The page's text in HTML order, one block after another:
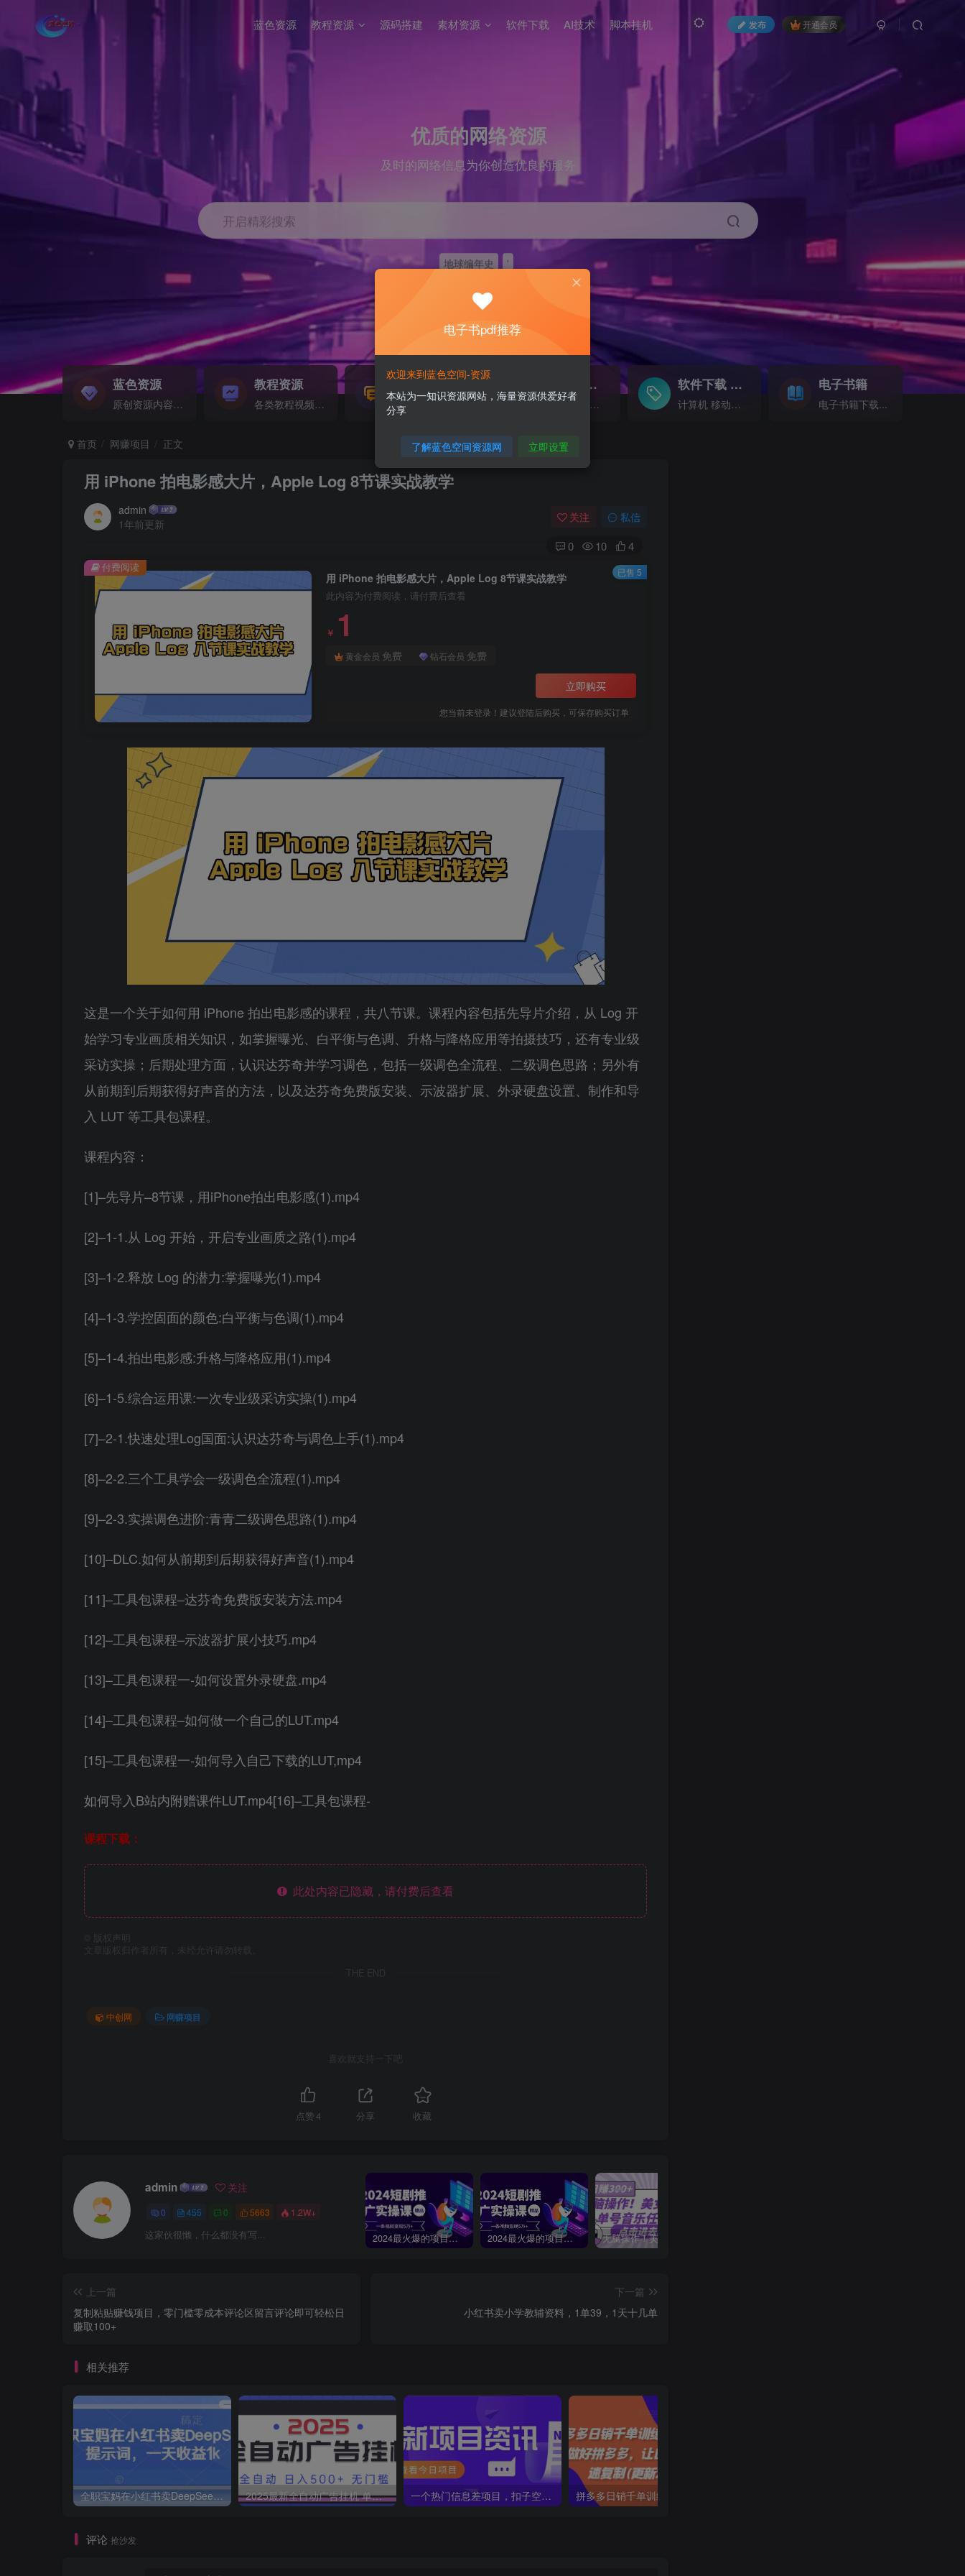
发布 开通会员
蓝色资源 教程资源 源码搭建 素材资源 软件下载 AI技术 脚本挂机
优质的网络资源
及时的网络信息为你创造优良的服务
开启精彩搜索
地球编年史 '
蓝色资源
原创资源内容精选...
教程资源
各类教程视频音频等资源...
源码搭建
各类源码搭建...
素材资源NEW
海量素材,资源分享...
软件下载GO
计算机 移动设备 软件下载....
电子书籍
电子书籍下载...
首页 网赚项目 正文
用 iPhone 拍电影感大片，Apple Log 8节课实战教学
admin
1年前更新
关注 私信
0 10 4
用 iPhone 拍电影感大片，Apple Log 8节课实战教学
此内容为付费阅读，请付费后查看
￥ 1
黄金会员 免费 钻石会员 免费
立即购买
您当前未登录！建议登陆后购买，可保存购买订单
付费阅读 已售 5
这是一个关于如何用 iPhone 拍出电影感的课程，共八节课。课程内容包括先导片介绍，从 Log 开
始学习专业画质相关知识，如掌握曝光、白平衡与色调、升格与降格应用等拍摄技巧，还有专业级
采访实操；后期处理方面，认识达芬奇并学习调色，包括一级调色全流程、二级调色思路；另外有
从前期到后期获得好声音的方法，以及达芬奇免费版安装、示波器扩展、外录硬盘设置、制作和导
入 LUT 等工具包课程。
课程内容：
[1]–先导片–8节课，用iPhone拍出电影感(1).mp4
[2]–1-1.从 Log 开始，开启专业画质之路(1).mp4
[3]–1-2.释放 Log 的潜力:掌握曝光(1).mp4
[4]–1-3.学控固面的颜色:白平衡与色调(1).mp4
[5]–1-4.拍出电影感:升格与降格应用(1).mp4
[6]–1-5.综合运用课:一次专业级采访实操(1).mp4
[7]–2-1.快速处理Log国面:认识达芬奇与调色上手(1).mp4
[8]–2-2.三个工具学会一级调色全流程(1).mp4
[9]–2-3.实操调色进阶:青青二级调色思路(1).mp4
[10]–DLC.如何从前期到后期获得好声音(1).mp4
[11]–工具包课程–达芬奇免费版安装方法.mp4
[12]–工具包课程–示波器扩展小技巧.mp4
[13]–工具包课程一-如何设置外录硬盘.mp4
[14]–工具包课程–如何做一个自己的LUT.mp4
[15]–工具包课程一-如何导入自己下载的LUT,mp4
如何导入B站内附赠课件LUT.mp4[16]–工具包课程-
课程下载：
此处内容已隐藏，请付费后查看
版权声明
文章版权归作者所有，未经允许请勿转载。
THE END
中创网 网赚项目
喜欢就支持一下吧
点赞4 分享 收藏
admin 关注
0 455 0 5663 1.2W+
这家伙很懒，什么都没有写... 2024最火爆的项目短剧推广实操课，一条视频变现5万+【附软件工具】 2024最火爆的项目短剧推广实操课 一条视频变现5万+(附软件工具
上一篇
复制粘贴赚钱项目，零门槛零成本评论区留言评论即可轻松日
赚取100+
下一篇
小红书卖小学教辅资料，1单39，1天十几单
相关推荐
全职宝妈在小红书卖DeepSeek提示词，一天收益1k 2025最新全自动广告挂机 单机500+实操分享 小白可无脑操作 一个热门信息差项目，扣子空间邀请码无脑搬运，2小时赚300元。
评论 抢沙发
电子书pdf推荐
欢迎来到蓝色空间-资源
本站为一知识资源网站，海量资源供爱好者
分享
了解蓝色空间资源网 立即设置